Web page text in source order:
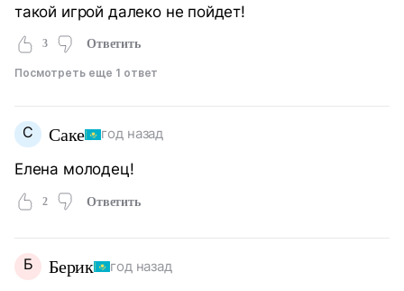
такой игрой далеко не пойдет!
3 Ответить
Посмотреть еще 1 ответ
С Саке год назад
Елена молодец!
2 Ответить
Б Берик год назад